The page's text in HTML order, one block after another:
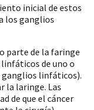
inicial de estos
los ganglios
parte de la faringe
de uno o
ganglios linfáticos).
la laringe. Las
de que el cáncer